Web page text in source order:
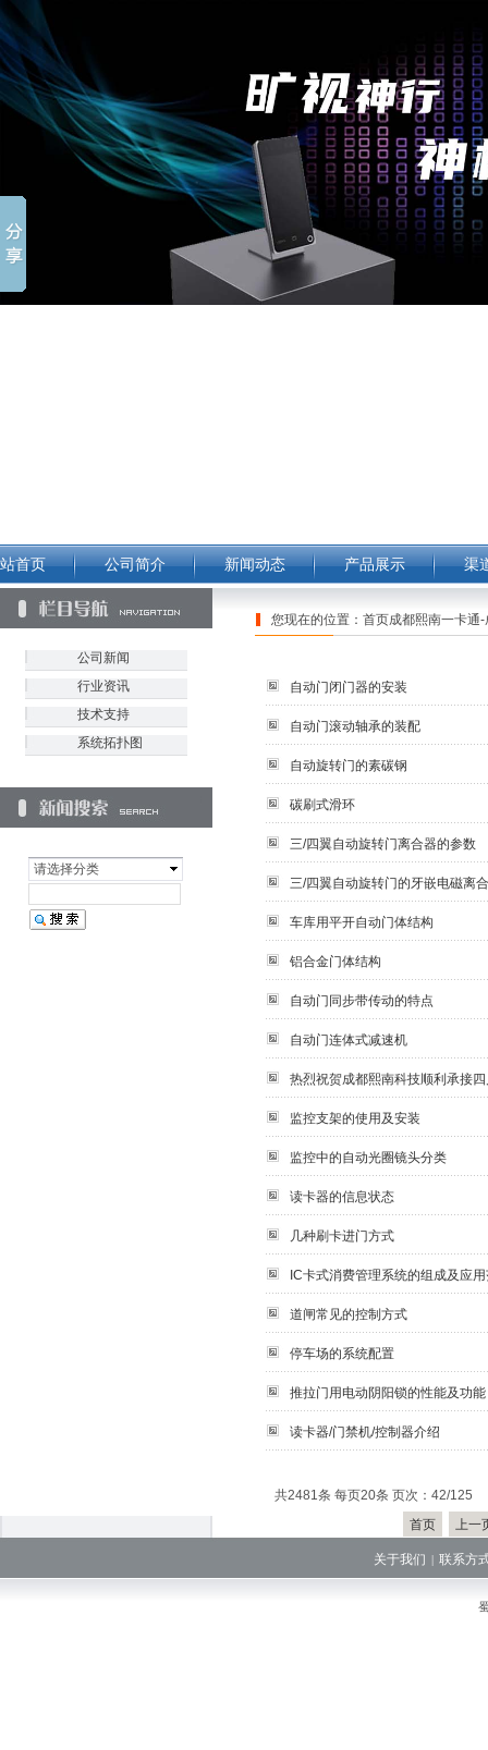
首页 公司简介 新闻动态 产品展示 渠
公司新闻
行业资讯
技术支持
系统拓扑图
请选择分类
自动门闭门器的安装
自动门滚动轴承的装配
自动旋转门的素碳钢
碳刷式滑环
三/四翼自动旋转门离合器的参数
三/四翼自动旋转门的牙嵌电磁离
车库用平开自动门体结构
铝合金门体结构
自动门同步带传动的特点
自动门连体式减速机
热烈祝贺成都熙南科技顺利承接
监控支架的使用及安装
监控中的自动光圈镜头分类
读卡器的信息状态
几种刷卡进门方式
IC卡式消费管理系统的组成及应
道闸常见的控制方式
停车场的系统配置
推拉门用电动阴阳锁的性能及功能
读卡器/门禁机/控制器介绍
共2481条 每页20条 页次：42/125
首页
上一
您现在的位置： 首页成都熙南一卡通
关于我们 | 联系方